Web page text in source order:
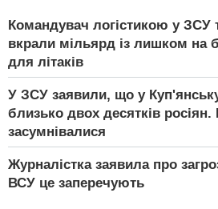
Командувач логістикою у ЗСУ
вкрали мільярд із лишком на
для літаків
У ЗСУ заявили, що у
близько двох десятків росіян.
засумнівалися
Журналістка заявила про
ВСУ це заперечують